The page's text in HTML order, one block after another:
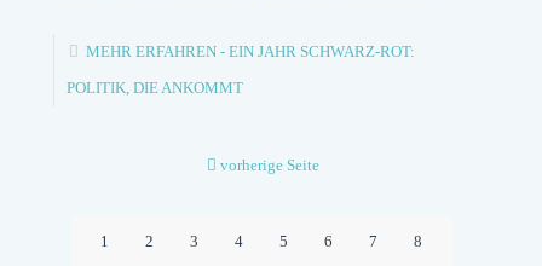
MEHR ERFAHREN- EIN JAHR SCHWARZ-ROT:
POLITIK, DIE ANKOMMT
vorherige Seite
1 2 3 4 5 6 7 8